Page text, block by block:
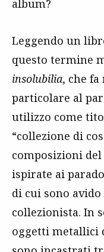
album?
Leggendo un
questo termine
insolubilia, che
particolare al
utilizzo come
“collezione di
composizioni
ispirate ai
di cui sono
collezionista. In
oggetti metallici